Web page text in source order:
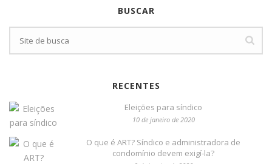
BUSCAR
RECENTES
Eleições para síndico
10 de janeiro de 2020
O que é ART? Síndico e administradora de
condomínio devem exigí-la?